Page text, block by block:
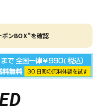
ポンBOX"を確認